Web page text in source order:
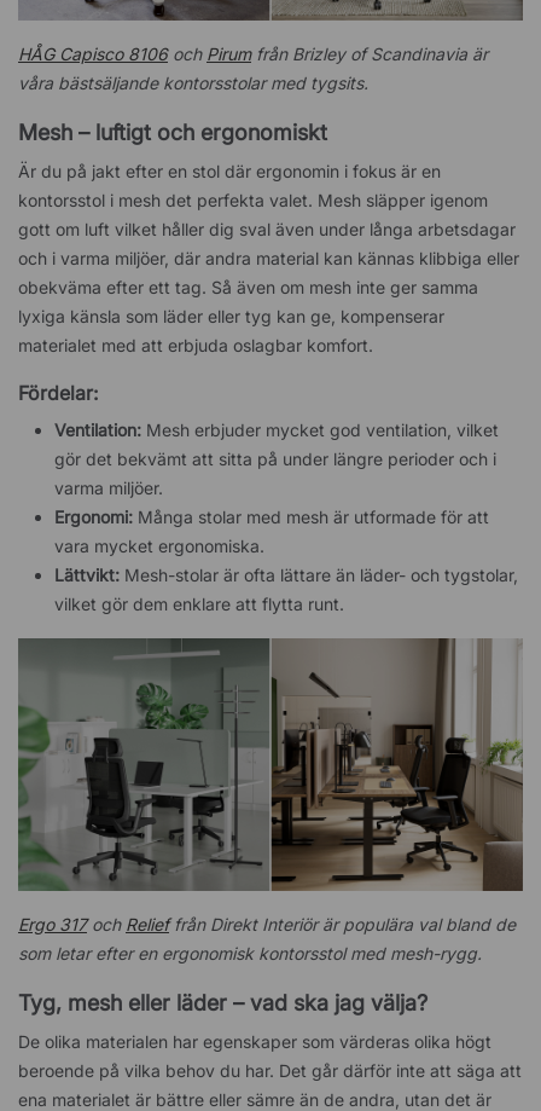
HÅG Capisco 8106och Pirumfrån Brizley of Scandinavia är
våra bästsäljande kontorsstolar med tygsits.
Mesh – luftigt och ergonomiskt
Är du på jakt efter en stol där ergonomin i fokus är en
kontorsstol i mesh det perfekta valet. Mesh släpper igenom
gott om luft vilket håller dig sval även under långa arbetsdagar
och i varma miljöer, där andra material kan kännas klibbiga eller
obekväma efter ett tag. Så även om mesh inte ger samma
lyxiga känsla som läder eller tyg kan ge, kompenserar
materialet med att erbjuda oslagbar komfort.
Fördelar:
Ventilation: Mesh erbjuder mycket god ventilation, vilket
gör det bekvämt att sitta på under längre perioder och i
varma miljöer.
Ergonomi: Många stolar med mesh är utformade för att
vara mycket ergonomiska.
Lättvikt: Mesh-stolar är ofta lättare än läder- och tygstolar,
vilket gör dem enklare att flytta runt.
Ergo 317och Relieffrån Direkt Interiör är populära val bland de
som letar efter en ergonomisk kontorsstol med mesh-rygg.
Tyg, mesh eller läder – vad ska jag välja?
De olika materialen har egenskaper som värderas olika högt
beroende på vilka behov du har. Det går därför inte att säga att
ena materialet är bättre eller sämre än de andra, utan det är